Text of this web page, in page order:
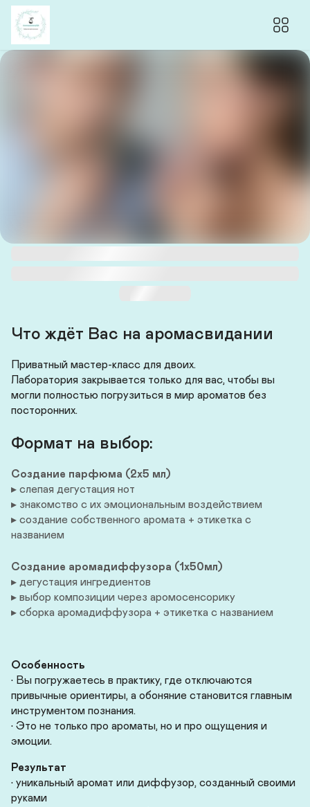
Что ждёт Вас на аромасвидании
Приватный мастер-класс для двоих.
Лаборатория закрывается только для вас, чтобы вы
могли полностью погрузиться в мир ароматов без
посторонних.
Формат на выбор:
Создание парфюма (2х5 мл)
▸ слепая дегустация нот
▸ знакомство с их эмоциональным воздействием
▸ создание собственного аромата + этикетка с
названием
Создание аромадиффузора (1х50мл)
▸ дегустация ингредиентов
▸ выбор композиции через аромосенсорику
▸ сборка аромадиффузора + этикетка с названием
Особенность
• Вы погружаетесь в практику, где отключаются
привычные ориентиры, а обоняние становится главным
инструментом познания.
• Это не только про ароматы, но и про ощущения и
эмоции.
Результат
• уникальный аромат или диффузор, созданный своими
руками